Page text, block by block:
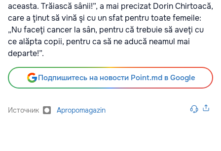
aceasta. Trăiască sânii!”, a mai precizat Dorin Chirtoacă,
care a ţinut să vină şi cu un sfat pentru toate femeile:
„Nu faceţi cancer la sân, pentru că trebuie să aveţi cu
ce alăpta copii, pentru ca să ne aducă neamul mai
departe!”.
Подпишитесь на новости Point.md в Google
Источник Apropomagazin